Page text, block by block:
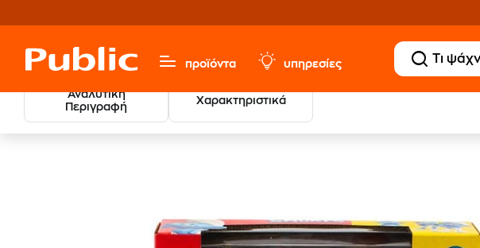
προϊόντα υπηρεσίες
Αναλυτική
Περιγραφή
Χαρακτηριστικά
Παιχνίδια & Παιδικά